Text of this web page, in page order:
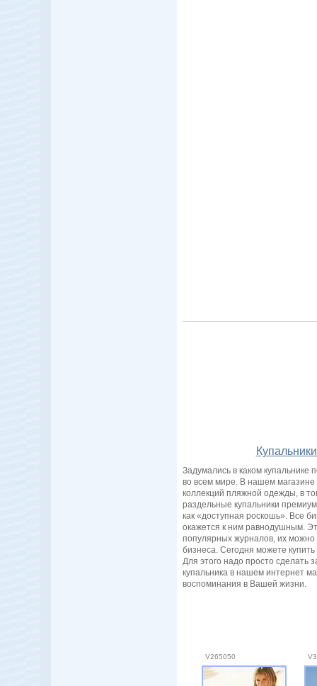
Задумались в каком купальнике
во всем мире. В нашем
коллекций пляжной одежды, в
раздельные купальники
как «доступная роскошь». Все
окажется к ним равнодушным.
популярных журналов, их можно
бизнеса. Сегодня можете
Для этого надо просто сделать
купальника в нашем интернет
воспоминания в Вашей жизни.
V265050